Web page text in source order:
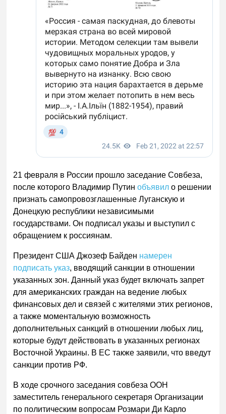
21 февраля в России прошло заседание Совбеза,
после которого Владимир Путинобъявил о решении
признать самопровозглашенные Луганскую и
Донецкую республики независимыми
государствами. Он подписал указы и выступил с
обращением к россиянам.
Президент США Джозеф Байден намерен
подписать указ, вводящий санкции в отношении
указанных зон. Данный указ будет включать запрет
для американских граждан на ведение любых
финансовых дел и связей с жителями этих регионов,
а также моментальную возможность
дополнительных санкций в отношении любых лиц,
которые будут действовать в указанных регионах
Восточной Украины. В ЕС также заявили, что введут
санкции против РФ.
В ходе срочного заседания совбеза ООН
заместитель генерального секретаря Организации
по политическим вопросам Розмари Ди Карло